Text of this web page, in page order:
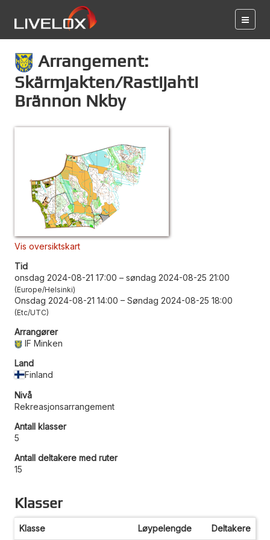
Arrangement:
Skärmjakten/Rastijahti
Brännon Nkby
Vis oversiktskart
Tid
onsdag 2024-08-21 17:00 – søndag 2024-08-25 21:00
Europe/Helsinki
Onsdag 2024-08-21 14:00 – Søndag 2024-08-25 18:00
Etc/UTC
Arrangører
IF Minken
Land
Finland
Nivå
Rekreasjonsarrangement
Antall klasser
5
Antall deltakere med ruter
15
Klasser
Klasse Løypelengde Deltakere